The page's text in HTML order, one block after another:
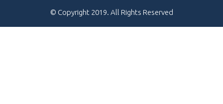
© Copyright 2019. All Rights Reserved